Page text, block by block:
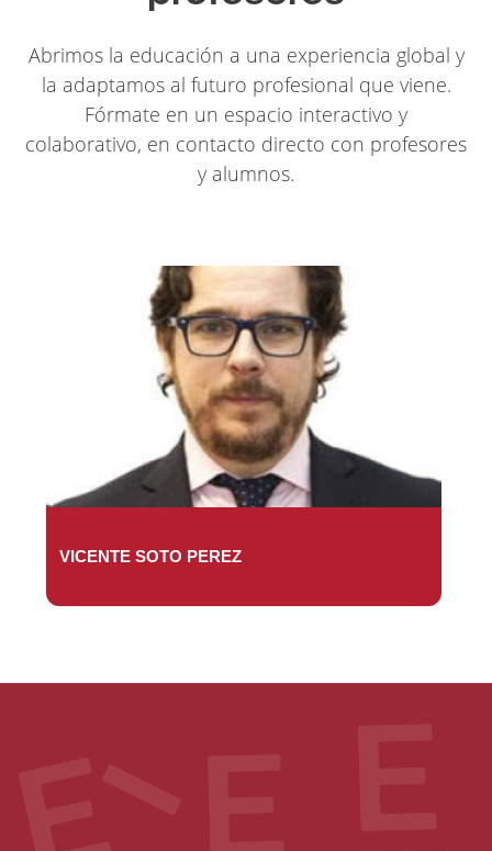
Abrimos la educación a una experiencia global y
la adaptamos al futuro profesional que viene.
Fórmate en un espacio interactivo y
colaborativo, en contacto directo con profesores
y alumnos.
VICENTE SOTO PEREZ